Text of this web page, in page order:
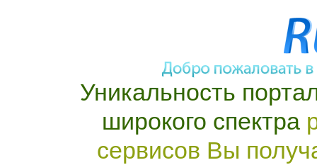
Уникальность
широкого спектра
сервисов Вы